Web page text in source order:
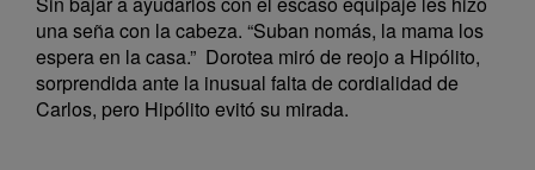
una seña con la cabeza. “Suban nomás, la mama los
espera en la casa.” Dorotea miró de reojo a Hipólito,
sorprendida ante la inusual falta de cordialidad de
Carlos, pero Hipólito evitó su mirada.